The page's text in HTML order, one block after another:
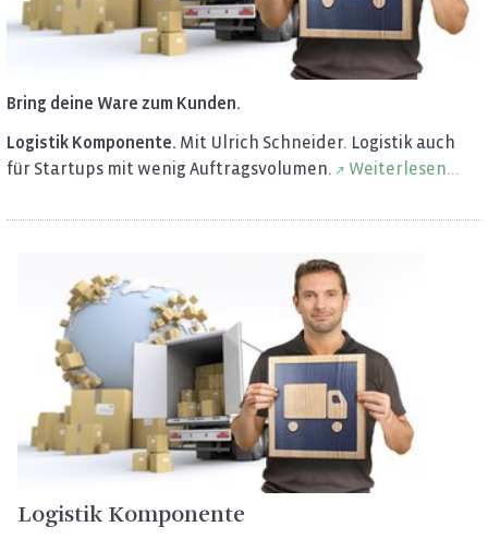
Bring deine Ware zum Kun­den.
Lo­gis­tik Kom­po­nen­te. Mit Ul­rich Schnei­der. Lo­gis­tik auch
für Star­tups mit wenig Auf­trags­vo­lu­men.
Wei­ter­le­sen...
Lo­gis­tik Kom­po­nen­te